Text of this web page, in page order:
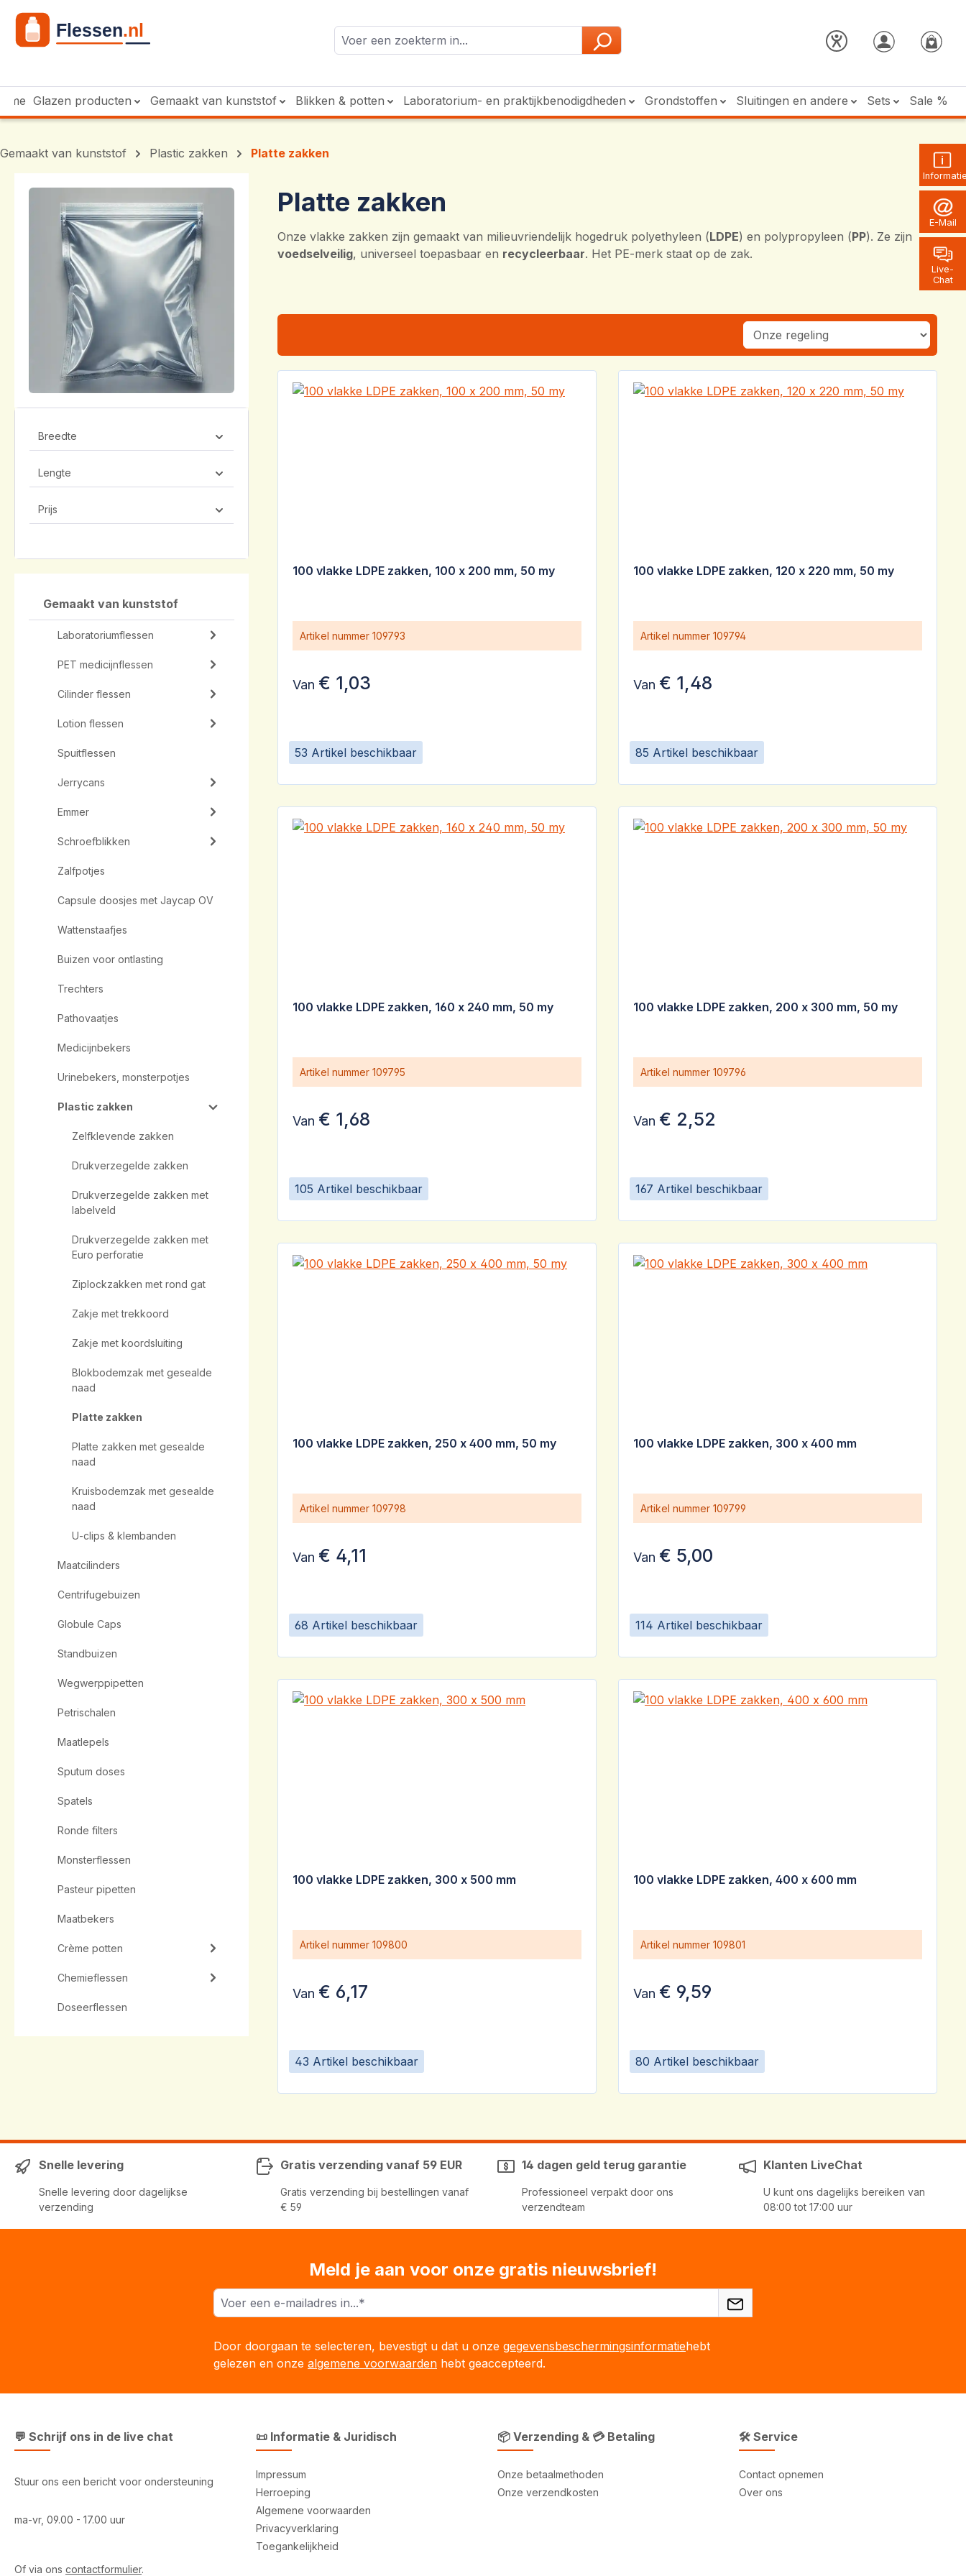
de hoofdinhoud
Ga naar de zoekopdracht
Ga naar de hoofdnavigatie
E-Mail
Live-
Chat
Glazen producten Gemaakt van kunststof Blikken & potten Laboratorium- en praktijkbenodigdheden Grondstoffen Sluitingen en andere Sets Sale %
Gemaakt van kunststof Plastic zakken Platte zakken
Breedte
Lengte
Prijs
Gemaakt van kunststof
Laboratoriumflessen
PET medicijnflessen
Cilinder flessen
Lotion flessen
Spuitflessen
Jerrycans
Emmer
Schroefblikken
Zalfpotjes
Capsule doosjes met Jaycap OV
Wattenstaafjes
Buizen voor ontlasting
Trechters
Pathovaatjes
Medicijnbekers
Urinebekers, monsterpotjes
Plastic zakken
Zelfklevende zakken
Drukverzegelde zakken
Drukverzegelde zakken met
labelveld
Drukverzegelde zakken met
Euro perforatie
Ziplockzakken met rond gat
Zakje met trekkoord
Zakje met koordsluiting
Blokbodemzak met gesealde
naad
Platte zakken
Platte zakken met gesealde
naad
Kruisbodemzak met gesealde
naad
U-clips & klembanden
Maatcilinders
Centrifugebuizen
Globule Caps
Standbuizen
Wegwerppipetten
Petrischalen
Maatlepels
Sputum doses
Spatels
Ronde filters
Monsterflessen
Pasteur pipetten
Maatbekers
Crème potten
Chemieflessen
Doseerflessen
Platte zakken
Onze vlakke zakken zijn gemaakt van milieuvriendelijk hogedruk polyethyleen (LDPE) en polypropyleen (PP). Ze zijn
voedselveilig, universeel toepasbaar en recycleerbaar. Het PE-merk staat op de zak.
53 Artikel beschikbaar
100 vlakke LDPE zakken, 100 x 200 mm, 50 my
Artikel nummer 109793
Van € 1,03
85 Artikel beschikbaar
100 vlakke LDPE zakken, 120 x 220 mm, 50 my
Artikel nummer 109794
Van € 1,48
105 Artikel beschikbaar
100 vlakke LDPE zakken, 160 x 240 mm, 50 my
Artikel nummer 109795
Van € 1,68
167 Artikel beschikbaar
100 vlakke LDPE zakken, 200 x 300 mm, 50 my
Artikel nummer 109796
Van € 2,52
68 Artikel beschikbaar
100 vlakke LDPE zakken, 250 x 400 mm, 50 my
Artikel nummer 109798
Van € 4,11
114 Artikel beschikbaar
100 vlakke LDPE zakken, 300 x 400 mm
Artikel nummer 109799
Van € 5,00
43 Artikel beschikbaar
100 vlakke LDPE zakken, 300 x 500 mm
Artikel nummer 109800
Van € 6,17
80 Artikel beschikbaar
100 vlakke LDPE zakken, 400 x 600 mm
Artikel nummer 109801
Van € 9,59
Snelle levering
Snelle levering door dagelijkse
verzending
Gratis verzending vanaf 59 EUR
Gratis verzending bij bestellingen vanaf
€ 59
14 dagen geld terug garantie
Professioneel verpakt door ons
verzendteam
Klanten LiveChat
U kunt ons dagelijks bereiken van
08:00 tot 17:00 uur
Meld je aan voor onze gratis nieuwsbrief!
Door doorgaan te selecteren, bevestigt u dat u onze gegevensbeschermingsinformatiehebt
gelezen en onze algemene voorwaarden hebt geaccepteerd.
💬 Schrijf ons in de live chat
Stuur ons een bericht voor ondersteuning
ma-vr, 09.00 - 17.00 uur
Of via ons contactformulier.
📜 Informatie & Juridisch
Impressum
Herroeping
Algemene voorwaarden
Privacyverklaring
Toegankelijkheid
📦 Verzending & 💳 Betaling
Onze betaalmethoden
Onze verzendkosten
🛠 Service
Contact opnemen
Over ons